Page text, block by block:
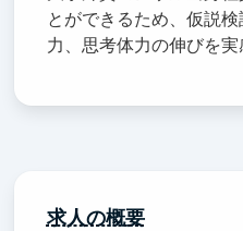
とができるため、仮説
力、思考体力の伸びを実
求人の概要